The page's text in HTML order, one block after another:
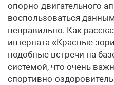
опорно-двигательного
воспользоваться
неправильно. Как
интерната «Красные
подобные встречи на
системой, что очень
спортивно-